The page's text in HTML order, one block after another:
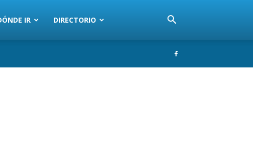
IR DIRECTORIO